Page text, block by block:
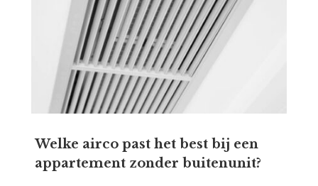
Welke airco past het best bij een
appartement zonder buitenunit?